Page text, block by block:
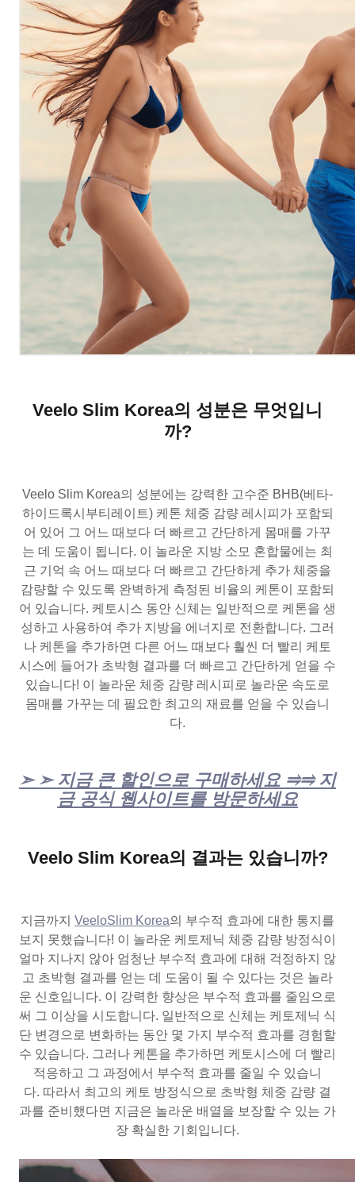
Veelo Slim Korea의 성분은 무엇입니
까?
Veelo Slim Korea의 성분에는 강력한 고수준 BHB(베타-
하이드록시부티레이트) 케톤 체중 감량 레시피가 포함되
어 있어 그 어느 때보다 더 빠르고 간단하게 몸매를 가꾸
는 데 도움이 됩니다. 이 놀라운 지방 소모 혼합물에는 최
근 기억 속 어느 때보다 더 빠르고 간단하게 추가 체중을
감량할 수 있도록 완벽하게 측정된 비율의 케톤이 포함되
어 있습니다. 케토시스 동안 신체는 일반적으로 케톤을 생
성하고 사용하여 추가 지방을 에너지로 전환합니다. 그러
나 케톤을 추가하면 다른 어느 때보다 훨씬 더 빨리 케토
시스에 들어가 초박형 결과를 더 빠르고 간단하게 얻을 수
있습니다! 이 놀라운 체중 감량 레시피로 놀라운 속도로
몸매를 가꾸는 데 필요한 최고의 재료를 얻을 수 있습니
다.
➣ ➣ 지금 큰 할인으로 구매하세요 ⥤⥤ 지
금 공식 웹사이트를 방문하세요
Veelo Slim Korea의 결과는 있습니까?
지금까지 VeeloSlim Korea의 부수적 효과에 대한 통지를
보지 못했습니다! 이 놀라운 케토제닉 체중 감량 방정식이
얼마 지나지 않아 엄청난 부수적 효과에 대해 걱정하지 않
고 초박형 결과를 얻는 데 도움이 될 수 있다는 것은 놀라
운 신호입니다. 이 강력한 향상은 부수적 효과를 줄임으로
써 그 이상을 시도합니다. 일반적으로 신체는 케토제닉 식
단 변경으로 변화하는 동안 몇 가지 부수적 효과를 경험할
수 있습니다. 그러나 케톤을 추가하면 케토시스에 더 빨리
적응하고 그 과정에서 부수적 효과를 줄일 수 있습니
다. 따라서 최고의 케토 방정식으로 초박형 체중 감량 결
과를 준비했다면 지금은 놀라운 배열을 보장할 수 있는 가
장 확실한 기회입니다.